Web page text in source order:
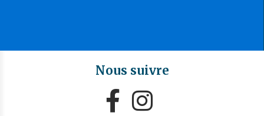
Nous suivre
 